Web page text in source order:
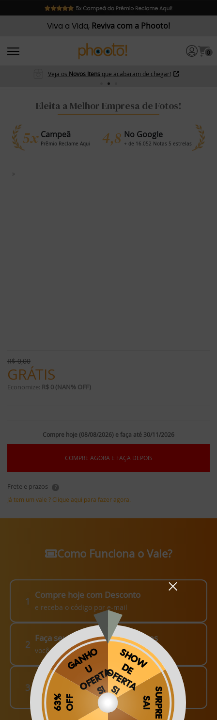
Viva a Vida, Reviva com a Phooto!
0
Veja os Novos Itens que acabaram de chegar!
Eleita a Melhor Empresa de Fotos!
5x Campeã
Prêmio Reclame Aqui 4,8 No Google
+ de 16.052 Notas 5 estrelas
R$0,00
GRÁTIS
Economize: R$ 0 (NAN% OFF)
Compre hoje (08/08/2026) e faça até 30/11/2026
COMPRE AGORA E FAÇA DEPOIS
Frete e prazos ?
Já tem um vale ? Clique aqui para fazer agora.
Como Funciona o Vale?
1
Compre hoje com Desconto
e receba o código por e-mail
2
Faça seu pedido em até 3 meses
você escolhe como fazer!
3
Finalize o seu Pedido!
pague o Frete e receba em sua casa